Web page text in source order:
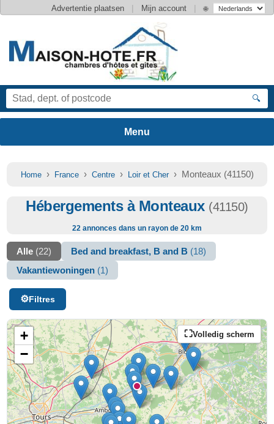
Advertentie plaatsen | Mijn account | 🌐
🔍
Home› France› Centre› Loir et Cher› Monteaux (41150)
Hébergements à Monteaux (41150)
22 annonces dans un rayon de 20 km
Alle (22) Bed and breakfast, B and B (18)
Vakantiewoningen (1)
Filtres
Volledig scherm
+
−